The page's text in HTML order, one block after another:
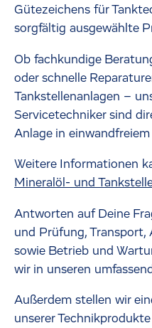
Gütezeichens für
sorgfältig ausgewählte
Ob fachkundige
oder schnelle
Tankstellenanlagen –
Servicetechniker sind
Anlage in
Weitere Informationen
Mineralöl- und
Antworten auf Deine
und Prüfung, Transport,
sowie Betrieb und
wir in unseren
Außerdem stellen wir
unserer